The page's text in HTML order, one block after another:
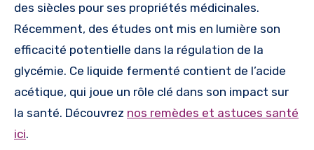
des siècles pour ses propriétés médicinales.
Récemment, des études ont mis en lumière son
efficacité potentielle dans la régulation de la
glycémie. Ce liquide fermenté contient de l’acide
acétique, qui joue un rôle clé dans son impact sur
la santé. Découvrez nos remèdes et astuces santé
ici.